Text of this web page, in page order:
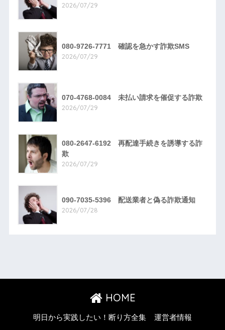
2026/07/29
080-9726-7771 確認を急かす詐欺SMS
2026/07/29
070-4768-0084 未払い請求を催促する詐欺
2026/07/29
080-2647-6192 再配達手続きを誘導する詐
欺
2026/07/29
090-7035-5396 配送業者と偽る詐欺通知
2026/07/28
HOME
明日から実践したい！断り方全集 運営者情報